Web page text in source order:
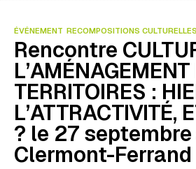
ÉVÉNEMENT RECOMPOSITIONS CULTURELLES
Rencontre
L’AMÉNAGEMENT
TERRITOIRES :
L’ATTRACTIVITÉ,
? le 27 septembre
Clermont-Ferrand